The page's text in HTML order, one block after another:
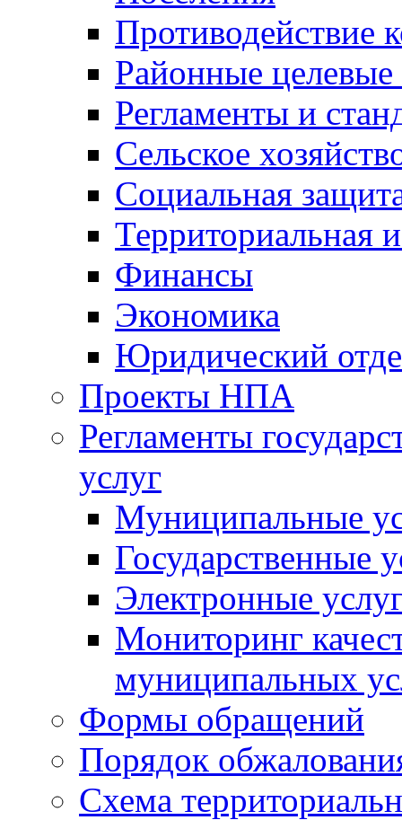
Противодействие
Районные
Регламенты и
Сельское
Социальная
Территориальная
Финансы
Экономика
Юридический
Проекты НПА
Регламенты
услуг
Муниципальные
Государственные
Электронные
Мониторинг
муниципальных
Формы обращений
Порядок
Схема